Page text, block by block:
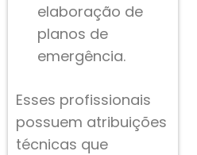
elaboração de
planos de
emergência.
Esses profissionais
possuem atribuições
técnicas que